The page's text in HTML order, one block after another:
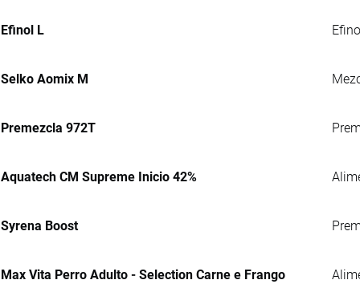
Efinol L
Selko Aomix M
Premezcla 972T
Aquatech CM Supreme Inicio 42%
Syrena Boost
Max Vita Perro Adulto - Selection Carne e Frango